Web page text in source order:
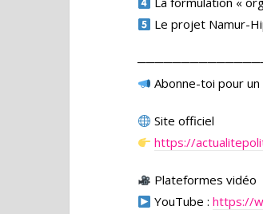
Le projet Namur-
Abonne-toi pour
Site officiel
https://
Plateformes vidéo
YouTube :https://